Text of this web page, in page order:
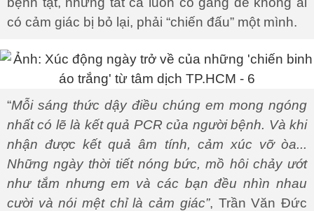
có cảm giác bị bỏ lại, phải “chiến đấu” một mình.
“Mỗi sáng thức dậy điều chúng em mong ngóng
nhất có lẽ là kết quả PCR của người bệnh. Và khi
nhận được kết quả âm tính, cảm xúc vỡ òa...
Những ngày thời tiết nóng bức, mồ hôi chảy ướt
như tắm nhưng em và các bạn đều nhìn nhau
cười và nói mệt chỉ là cảm giác”, Trần Văn Đức